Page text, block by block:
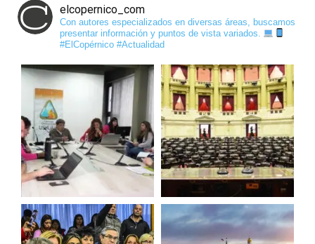
elcopernico_com
Con autores especializados en diversas áreas, buscamos
presentar información y puntos de vista variados.
#ElCopérnico #Actualidad